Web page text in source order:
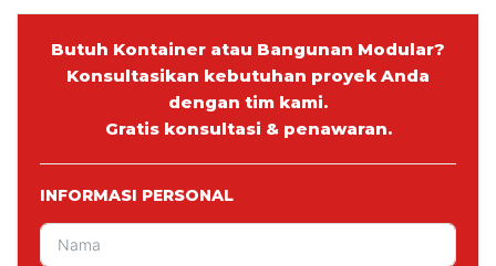
Butuh Kontainer atau Bangunan Modular?
Konsultasikan kebutuhan proyek Anda
dengan tim kami.
Gratis konsultasi & penawaran.
INFORMASI PERSONAL